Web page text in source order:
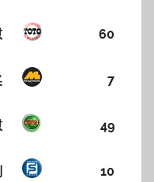
60
7
49
10